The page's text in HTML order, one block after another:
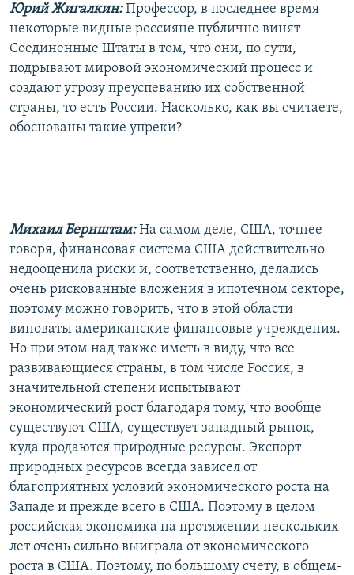
Юрий Жигалкин:Профессор, в последнее время
некоторые видные россияне публично винят
Соединенные Штаты в том, что они, по сути,
подрывают мировой экономический процесс и
создают угрозу преуспеванию их собственной
страны, то есть России. Насколько, как вы считаете,
обоснованы такие упреки?
Михаил Бернштам:На самом деле, США, точнее
говоря, финансовая система США действительно
недооценила риски и, соответственно, делались
очень рискованные вложения в ипотечном секторе,
поэтому можно говорить, что в этой области
виноваты американские финансовые учреждения.
Но при этом над также иметь в виду, что все
развивающиеся страны, в том числе Россия, в
значительной степени испытывают
экономический рост благодаря тому, что вообще
существуют США, существует западный рынок,
куда продаются природные ресурсы. Экспорт
природных ресурсов всегда зависел от
благоприятных условий экономического роста на
Западе и прежде всего в США. Поэтому в целом
российская экономика на протяжении нескольких
лет очень сильно выиграла от экономического
роста в США. Поэтому, по большому счету, в общем-